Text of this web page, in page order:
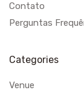
Contato
Perguntas
Categories
Venue